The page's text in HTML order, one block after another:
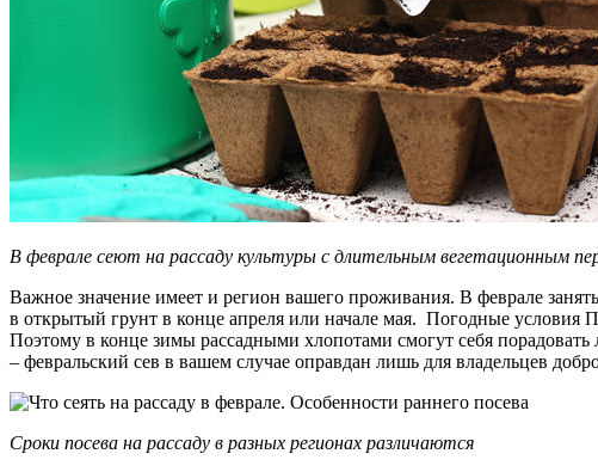
В феврале сеют на рассаду культуры с длительным вегетационным
Важное значение имеет и регион вашего проживания. В феврале
в открытый грунт в конце апреля или начале мая. Погодные условия
Поэтому в конце зимы рассадными хлопотами смогут себя
– февральский сев в вашем случае оправдан лишь для владельцев
Сроки посева на рассаду в разных регионах различаются